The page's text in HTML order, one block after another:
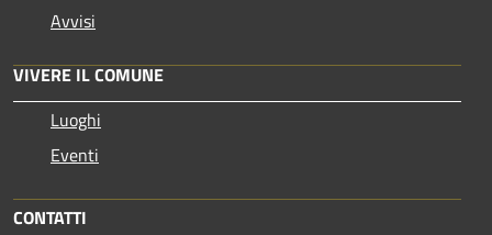
Avvisi
VIVERE IL COMUNE
Luoghi
Eventi
CONTATTI